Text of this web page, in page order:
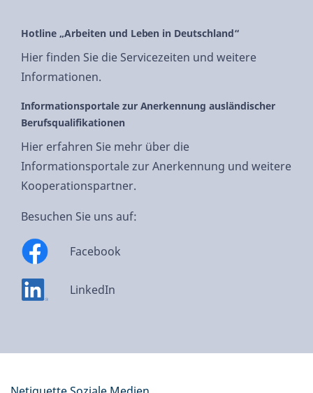
Hotline „Arbeiten und Leben in Deutschland“
Hier finden Sie die Servicezeiten und weitere
Informationen.
Informationsportale zur Anerkennung ausländischer
Berufsqualifikationen
Hier erfahren Sie mehr über die
Informationsportale zur Anerkennung und weitere
Kooperationspartner.
Besuchen Sie uns auf:
Facebook
LinkedIn